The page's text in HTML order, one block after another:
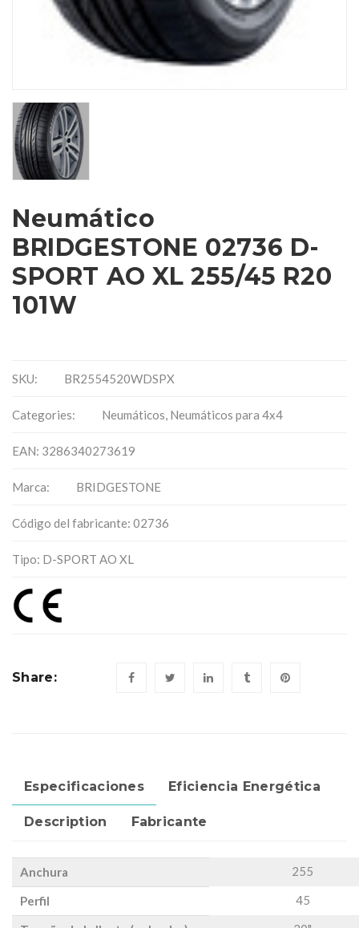
Neumático
BRIDGESTONE 02736 D-
SPORT AO XL 255/45 R20
101W
SKU: BR2554520WDSPX
Categories: Neumáticos, Neumáticos para 4x4
EAN: 3286340273619
Marca: BRIDGESTONE
Código del fabricante: 02736
Tipo: D-SPORT AO XL
Share:
Especificaciones Eficiencia Energética
Description Fabricante
Anchura 255
Perfil 45